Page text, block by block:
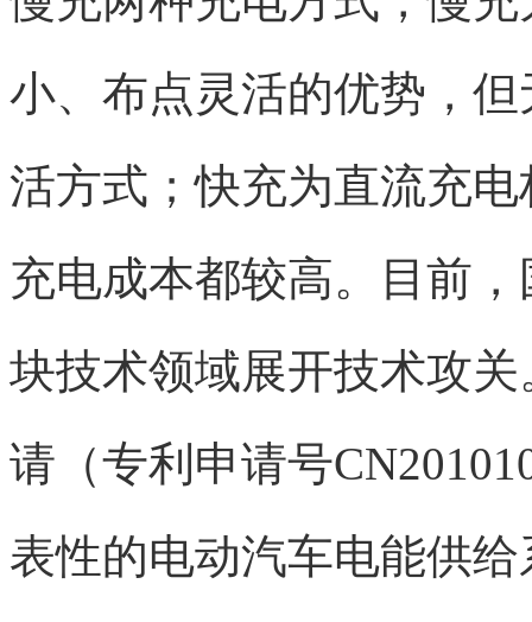
小、布点灵活的优势，
活方式；快充为直流充
充电成本都较高。目前
块技术领域展开技术攻
请（专利申请号
表性的电动汽车电能供